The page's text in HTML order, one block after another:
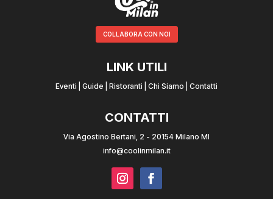
COLLABORA CON NOI
LINK UTILI
Eventi Guide Ristoranti Chi Siamo Contatti
CONTATTI
Via Agostino Bertani, 2 - 20154 Milano MI
info@coolinmilan.it